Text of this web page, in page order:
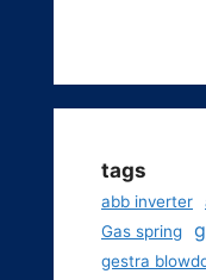
tags
abb inverter
Gas spring
gestra